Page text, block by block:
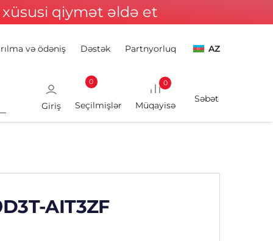
qiymət əldə et
və ödəniş Dəstək Partnyorluq AZ
Giriş
0 0
AIT3ZF